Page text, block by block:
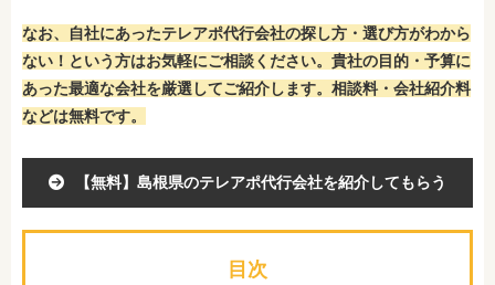
なお、自社にあったテレアポ代行会社の探し方・選び方がわから
ない！という方はお気軽にご相談ください。貴社の目的・予算に
あった最適な会社を厳選してご紹介します。相談料・会社紹介料
などは無料です。
【無料】島根県のテレアポ代行会社を紹介してもらう
目次